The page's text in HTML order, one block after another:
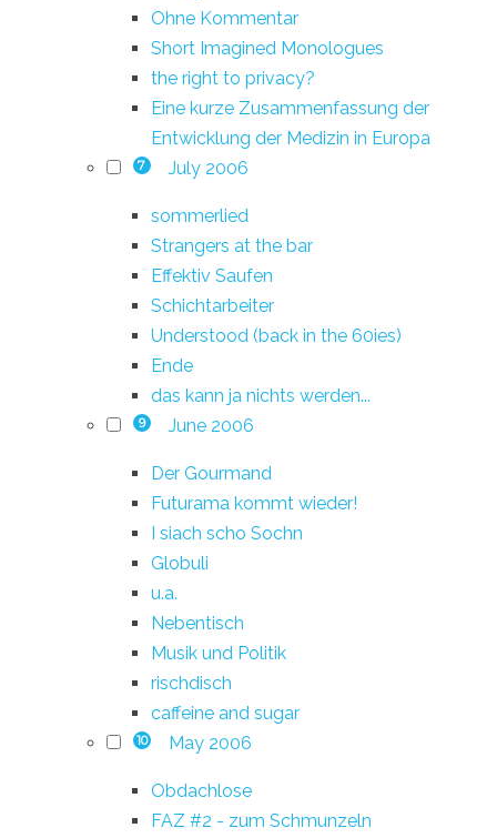
Ohne Kommentar
Short Imagined Monologues
the right to privacy?
Eine kurze Zusammenfassung der
Entwicklung der Medizin in Europa
7 July 2006
sommerlied
Strangers at the bar
Effektiv Saufen
Schichtarbeiter
Understood (back in the 60ies)
Ende
das kann ja nichts werden...
9 June 2006
Der Gourmand
Futurama kommt wieder!
I siach scho Sochn
Globuli
u.a.
Nebentisch
Musik und Politik
rischdisch
caffeine and sugar
10 May 2006
Obdachlose
FAZ #2 - zum Schmunzeln